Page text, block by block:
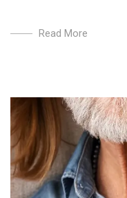
Read More